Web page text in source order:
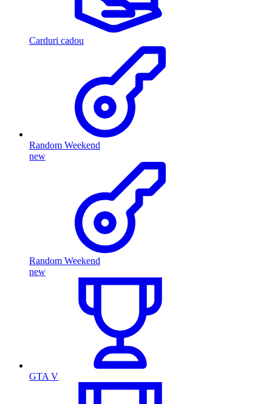
Carduri cadou
Random Weekend
new
Random Weekend
new
GTA V